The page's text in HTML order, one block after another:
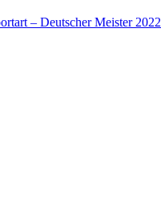
– Deutscher Meister 2022